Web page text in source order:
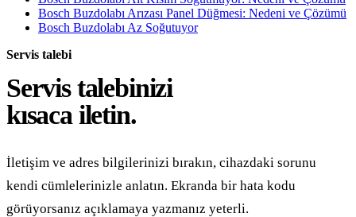
Bosch Buzdolabı Arızası Panel Düğmesi: Nedeni ve Çözümü
Bosch Buzdolabı Az Soğutuyor
Servis talebi
Servis talebinizi
kısaca iletin.
İletişim ve adres bilgilerinizi bırakın, cihazdaki sorunu
kendi cümlelerinizle anlatın. Ekranda bir hata kodu
görüyorsanız açıklamaya yazmanız yeterli.